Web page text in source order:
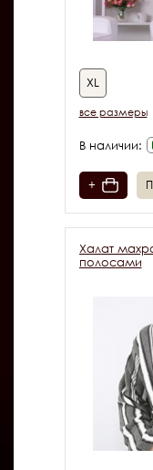
XL
все размеры
В наличии:
+
Халат
полосами